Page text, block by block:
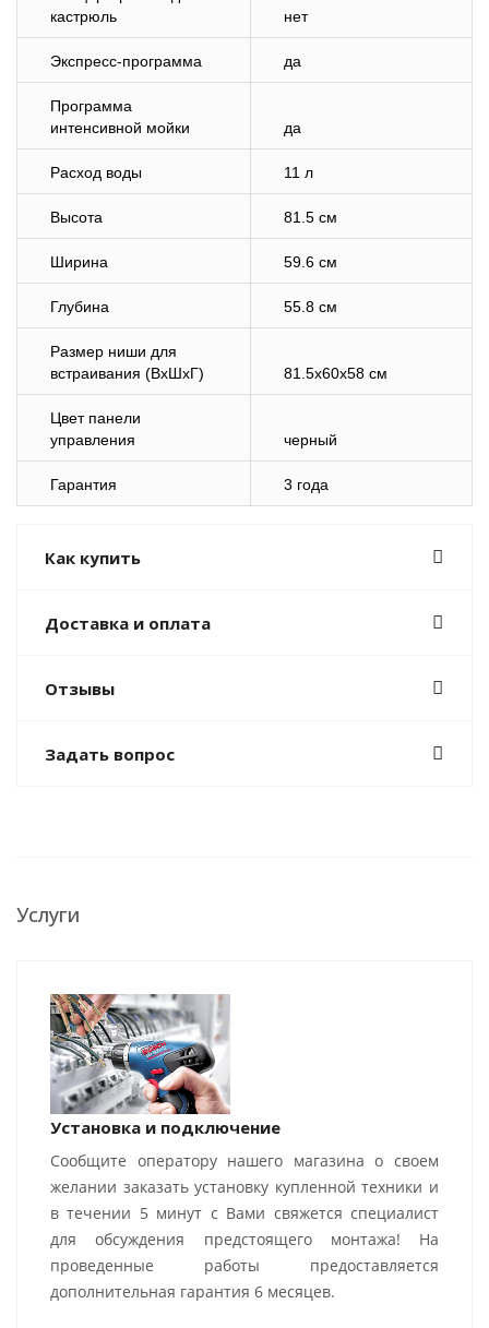
кастрюль
нет
Экспресс-программа да
Программа
интенсивной мойки
да
Расход воды 11 л
Высота 81.5 см
Ширина 59.6 см
Глубина 55.8 см
Размер ниши для
встраивания (ВхШхГ)
81.5х60х58 см
Цвет панели
управления
черный
Гарантия 3 года
Как купить
Доставка и оплата
Отзывы
Задать вопрос
Услуги
Установка и подключение
Сообщите оператору нашего магазина о своем
желании заказать установку купленной техники и
в течении 5 минут с Вами свяжется специалист
для обсуждения предстоящего монтажа! На
проведенные работы предоставляется
дополнительная гарантия 6 месяцев.